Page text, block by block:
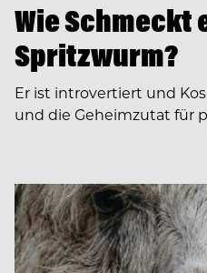
Wie
Spritzwurm?
Er ist introvertiert und
und die Geheimzutat für